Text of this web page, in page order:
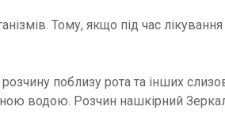
Тому, якщо під час
поблизу рота та інших
водою. Розчин нашкірний